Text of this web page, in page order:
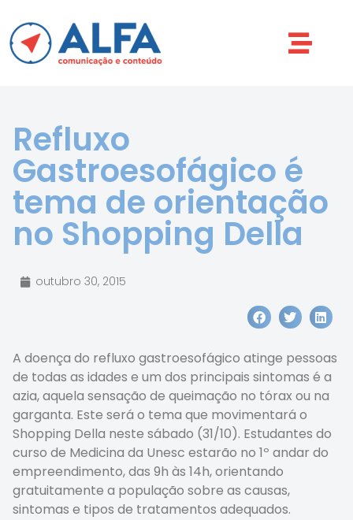
Refluxo
Gastroesofágico é
tema de orientação
no Shopping Della
outubro 30, 2015
A doença do refluxo gastroesofágico atinge pessoas
de todas as idades e um dos principais sintomas é a
azia, aquela sensação de queimação no tórax ou na
garganta. Este será o tema que movimentará o
Shopping Della neste sábado (31/10). Estudantes do
curso de Medicina da Unesc estarão no 1º andar do
empreendimento, das 9h às 14h, orientando
gratuitamente a população sobre as causas,
sintomas e tipos de tratamentos adequados.